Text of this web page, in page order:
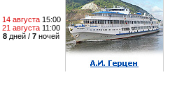
14 августа15:00
21 августа 11:00
8 дней / 7 ночей